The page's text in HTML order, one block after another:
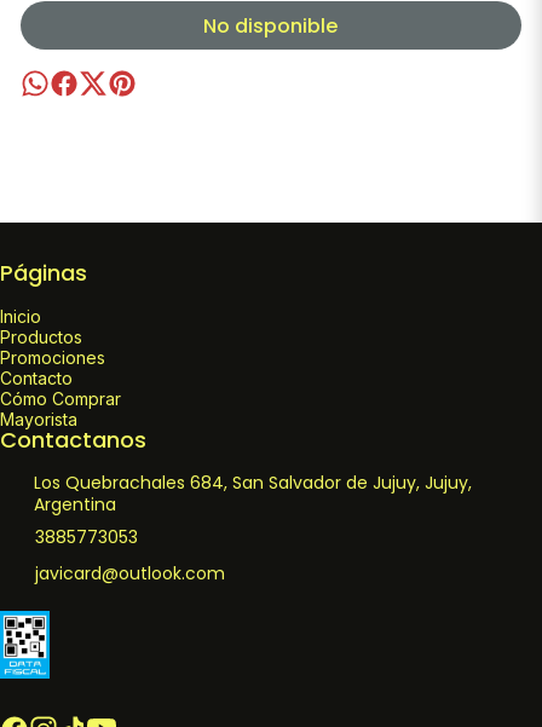
No disponible
Páginas
Inicio
Productos
Promociones
Contacto
Cómo Comprar
Mayorista
Contactanos
Los Quebrachales 684, San Salvador de Jujuy, Jujuy,
Argentina
3885773053
javicard@outlook.com